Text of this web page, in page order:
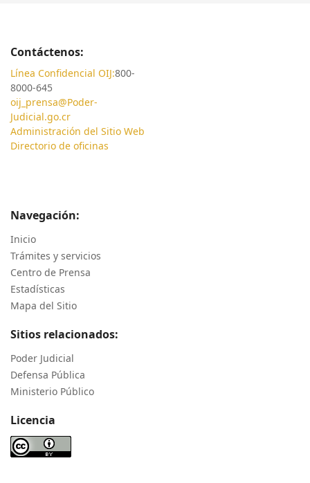
Contáctenos:
Línea Confidencial OIJ:800-
8000-645
oij_prensa@Poder-
Judicial.go.cr
Administración del Sitio Web
Directorio de oficinas
Navegación:
Inicio
Trámites y servicios
Centro de Prensa
Estadísticas
Mapa del Sitio
Sitios relacionados:
Poder Judicial
Defensa Pública
Ministerio Público
Licencia